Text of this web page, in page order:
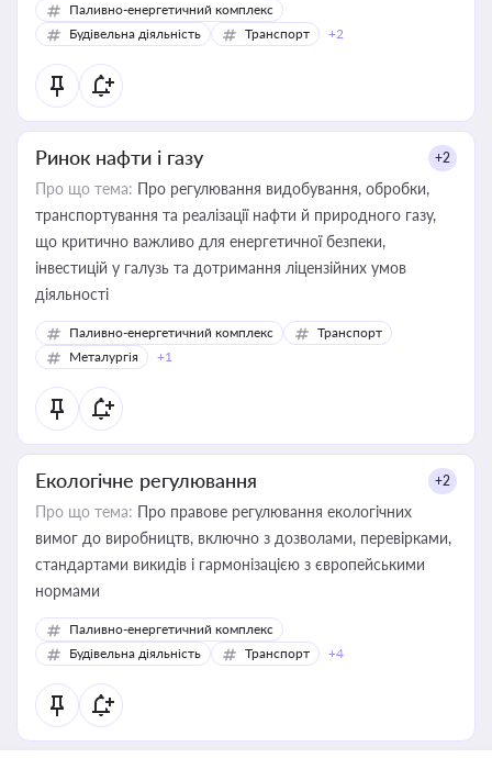
Паливно-енергетичний комплекс
Будівельна діяльність
Транспорт +2
Ринок нафти і газу +2
Про що тема: Про регулювання видобування, обробки,
транспортування та реалізації нафти й природного газу,
що критично важливо для енергетичної безпеки,
інвестицій у галузь та дотримання ліцензійних умов
діяльності
Паливно-енергетичний комплекс
Транспорт
Металургія
+1
Екологічне регулювання +2
Про що тема: Про правове регулювання екологічних
вимог до виробництв, включно з дозволами, перевірками,
стандартами викидів і гармонізацією з європейськими
нормами
Паливно-енергетичний комплекс
Будівельна діяльність
Транспорт +4